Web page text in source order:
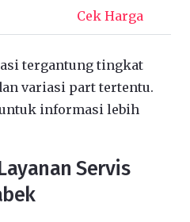
Cek Harga
tergantung tingkat
variasi part tertentu.
informasi lebih
Servis